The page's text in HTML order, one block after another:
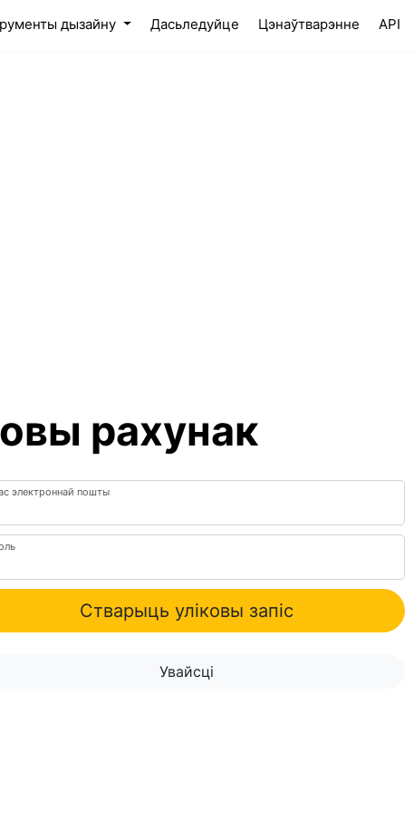
дызайну Дасьледуйце Цэнаўтварэнне API
рахунак
электроннай пошты
Стварыць уліковы запіс
Увайсці